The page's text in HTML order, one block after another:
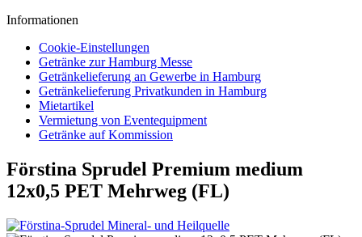
Informationen
Cookie-Einstellungen
Getränke zur Hamburg Messe
Getränkelieferung an Gewerbe in Hamburg
Getränkelieferung Privatkunden in Hamburg
Mietartikel
Vermietung von Eventequipment
Getränke auf Kommission
Förstina Sprudel Premium medium
12x0,5 PET Mehrweg (FL)